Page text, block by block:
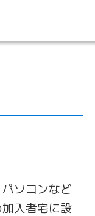
ソコンなど
入者宅に設